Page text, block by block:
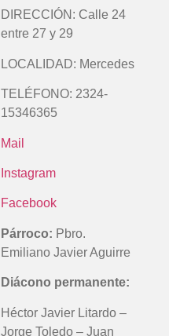
DIRECCIÓN: Calle 24
entre 27 y 29
LOCALIDAD: Mercedes
TELÉFONO: 2324-
15346365
Mail
Instagram
Facebook
Párroco: Pbro.
Emiliano Javier Aguirre
Diácono permanente:
Héctor Javier Litardo –
Jorge Toledo – Juan